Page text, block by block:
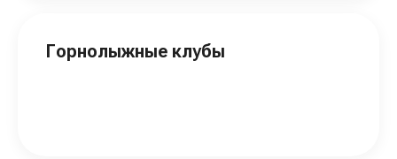
Горнолыжные клубы